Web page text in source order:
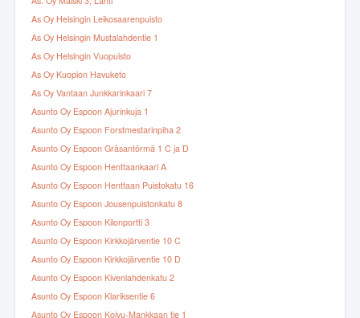
As Oy Helsingin Leikosaarenpuisto
As Oy Helsingin Mustalahdentie 1
As Oy Helsingin Vuopuisto
As Oy Kuopion Havuketo
As Oy Vantaan Junkkarinkaari 7
Asunto Oy Espoon Ajurinkuja 1
Asunto Oy Espoon Forstmestarinpiha 2
Asunto Oy Espoon Gräsantörmä 1 C ja D
Asunto Oy Espoon Henttaankaari A
Asunto Oy Espoon Henttaan Puistokatu 16
Asunto Oy Espoon Jousenpuistonkatu 8
Asunto Oy Espoon Kilonportti 3
Asunto Oy Espoon Kirkkojärventie 10 C
Asunto Oy Espoon Kirkkojärventie 10 D
Asunto Oy Espoon Kivenlahdenkatu 2
Asunto Oy Espoon Klariksentie 6
Asunto Oy Espoon Koivu-Mankkaan tie 1